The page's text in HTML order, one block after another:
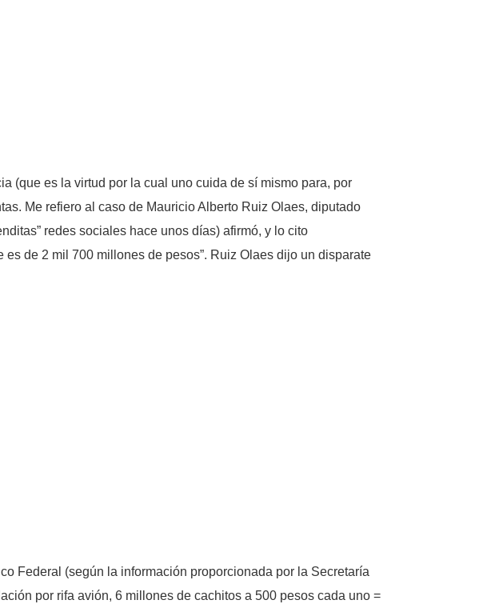
(que es la virtud por la cual uno cuida de sí mismo para, por
Me refiero al caso de Mauricio Alberto Ruiz Olaes, diputado
redes sociales hace unos días) afirmó, y lo cito
de 2 mil 700 millones de pesos”. Ruiz Olaes dijo un disparate
Federal (según la información proporcionada por la Secretaría
por rifa avión, 6 millones de cachitos a 500 pesos cada uno =